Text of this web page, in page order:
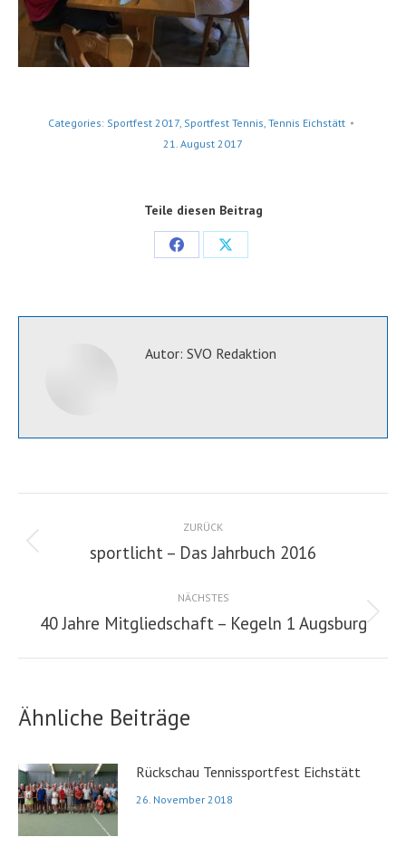
Categories: Sportfest 2017, Sportfest Tennis, Tennis Eichstätt
21. August 2017
Teile diesen Beitrag
Share
Share
Autor: SVO Redaktion
Kommentarnavigation
ZURÜCK
Vorheriger
sportlicht – Das Jahrbuch 2016
NÄCHSTES
Nächster
40 Jahre Mitgliedschaft – Kegeln 1 Augsburg
Ähnliche Beiträge
Rückschau Tennissportfest Eichstätt
26. November 2018